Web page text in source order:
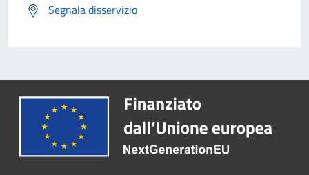
Segnala disservizio